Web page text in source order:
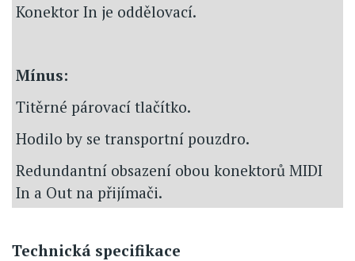
Konektor In je oddělovací.
Mínus:
Titěrné párovací tlačítko.
Hodilo by se transportní pouzdro.
Redundantní obsazení obou konektorů MIDI
In a Out na přijímači.
Technická specifikace